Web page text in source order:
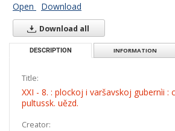
Open
Download
Download all
DESCRIPTION INFORMATION
Title:
XXI - 8. : plockoj i varšavskoj gubernìi :
pultussk. uězd.
Creator: